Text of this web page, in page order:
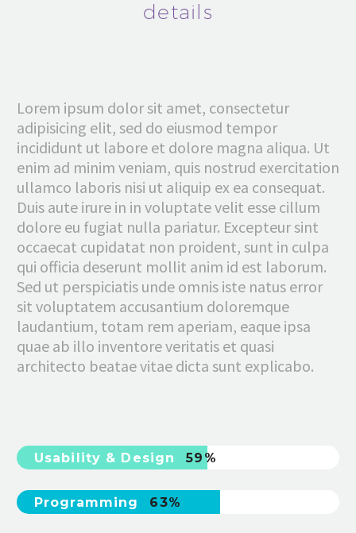
details
Lorem ipsum dolor sit amet, consectetur
adipisicing elit, sed do eiusmod tempor
incididunt ut labore et dolore magna aliqua. Ut
enim ad minim veniam, quis nostrud exercitation
ullamco laboris nisi ut aliquip ex ea consequat.
Duis aute irure in in voluptate velit esse cillum
dolore eu fugiat nulla pariatur. Excepteur sint
occaecat cupidatat non proident, sunt in culpa
qui officia deserunt mollit anim id est laborum.
Sed ut perspiciatis unde omnis iste natus error
sit voluptatem accusantium doloremque
laudantium, totam rem aperiam, eaque ipsa
quae ab illo inventore veritatis et quasi
architecto beatae vitae dicta sunt explicabo.
Usability & Design 59%
Programming 63%